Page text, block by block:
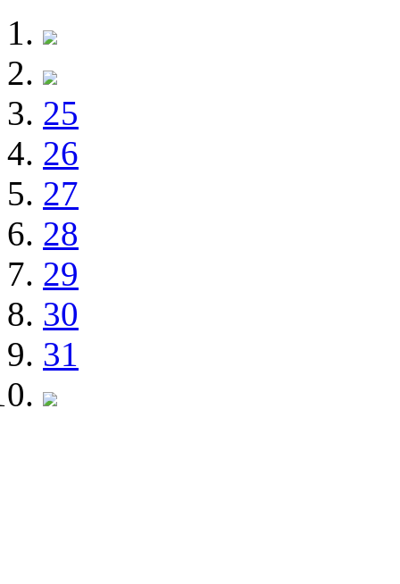
25
26
27
28
29
30
31